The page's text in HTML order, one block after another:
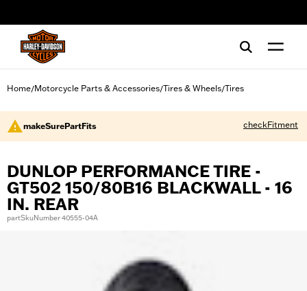
Home/Motorcycle Parts & Accessories/Tires & Wheels/Tires
makeSurePartFits checkFitment
DUNLOP PERFORMANCE TIRE -
GT502 150/80B16 BLACKWALL - 16
IN. REAR
partSkuNumber 40555-04A